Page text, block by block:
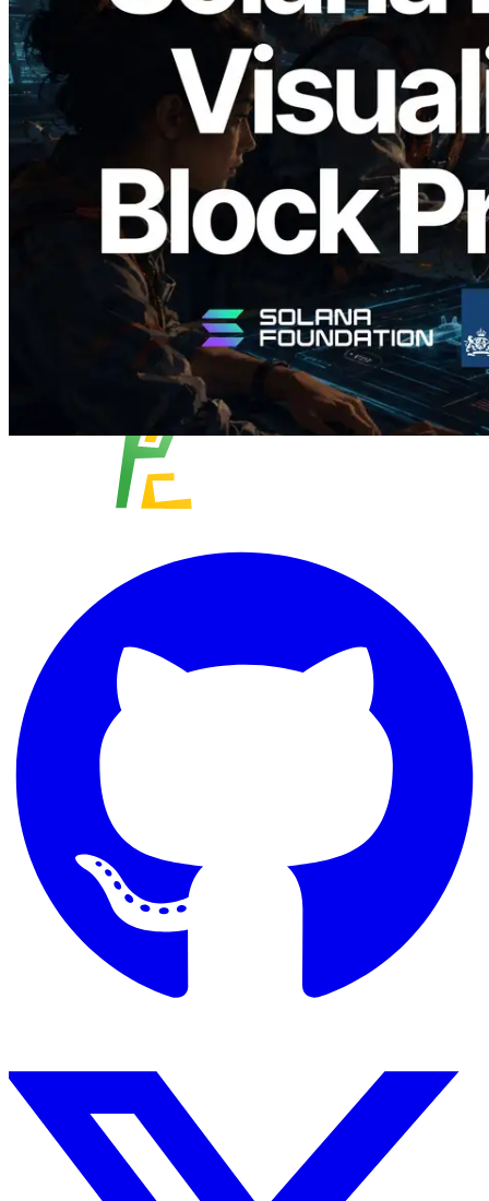
2026.05.24
Validators Solutions lance le Solana Block
Analyzer — Visualisation du temps de
production de bloc par slot et des
validateurs assignés